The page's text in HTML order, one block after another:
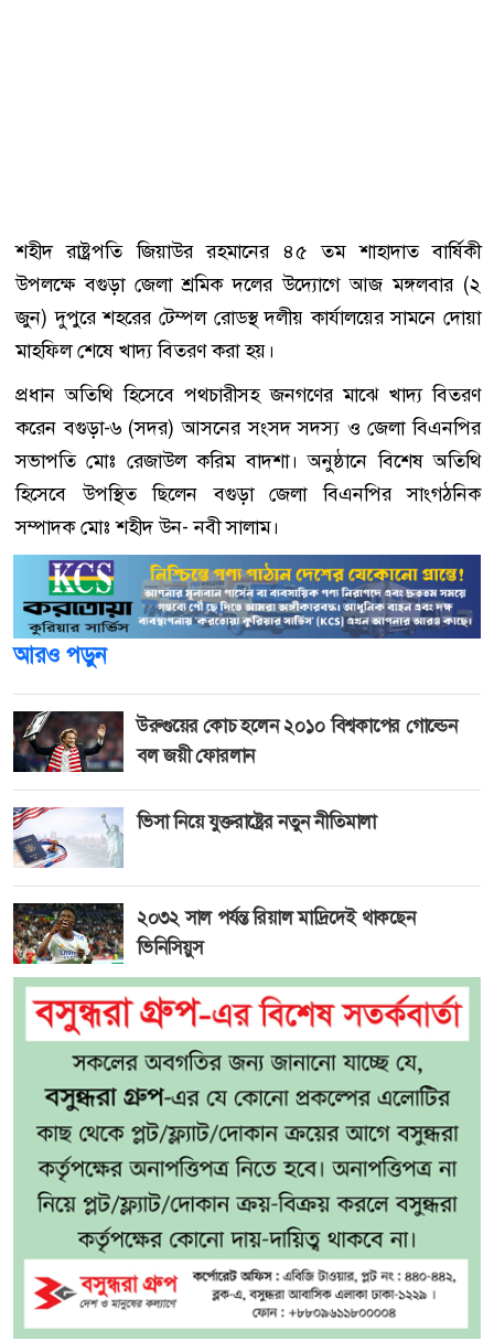
শহীদ রাষ্ট্রপতি জিয়াউর রহমানের ৪৫ তম শাহাদাত বার্ষিকী
উপলক্ষে বগুড়া জেলা শ্রমিক দলের উদ্যোগে আজ মঙ্গলবার (২
জুন) দুপুরে শহরের টেম্পল রোডস্থ দলীয় কার্যালয়ের সামনে দোয়া
মাহফিল শেষে খাদ্য বিতরণ করা হয়।
প্রধান অতিথি হিসেবে পথচারীসহ জনগণের মাঝে খাদ্য বিতরণ
করেন বগুড়া-৬ (সদর) আসনের সংসদ সদস্য ও জেলা বিএনপির
সভাপতি মোঃ রেজাউল করিম বাদশা। অনুষ্ঠানে বিশেষ অতিথি
হিসেবে উপস্থিত ছিলেন বগুড়া জেলা বিএনপির সাংগঠনিক
সম্পাদক মোঃ শহীদ উন- নবী সালাম।
আরও পড়ুন
উরুগুয়ের কোচ হলেন ২০১০ বিশ্বকাপের গোল্ডেন
বল জয়ী ফোরলান
ভিসা নিয়ে যুক্তরাষ্ট্রের নতুন নীতিমালা
২০৩২ সাল পর্যন্ত রিয়াল মাদ্রিদেই থাকছেন
ভিনিসিয়ুস